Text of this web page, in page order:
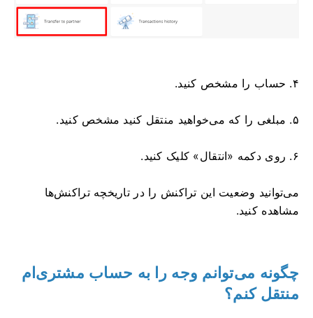
۴. حساب را مشخص کنید.
۵. مبلغی را که می‌خواهید منتقل کنید مشخص کنید.
۶. روی دکمه «انتقال» کلیک کنید.
می‌توانید وضعیت این تراکنش را در تاریخچه تراکنش‌ها
مشاهده کنید.
چگونه می‌توانم وجه را به حساب مشتری‌ام
منتقل کنم؟